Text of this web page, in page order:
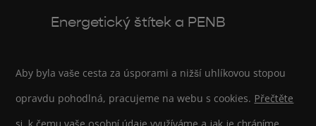
Energetický štítek a PENB
Aby byla vaše cesta za úsporami a nižší uhlíkovou stopou
opravdu pohodlná, pracujeme na webu s cookies. Přečtěte
si, k čemu vaše osobní údaje využíváme a jak je chráníme